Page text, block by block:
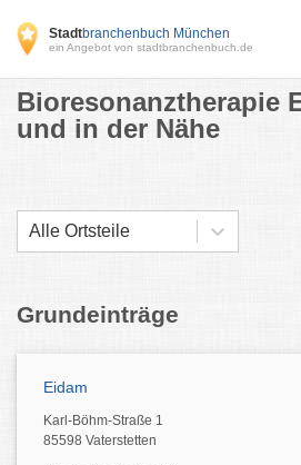
Stadtbranchenbuch München
ein Angebot von stadtbranchenbuch.de
Bioresonanztherapie
und in der Nähe
Alle Ortsteile
Grundeinträge
Eidam
Karl-Böhm-Straße 1
85598 Vaterstetten